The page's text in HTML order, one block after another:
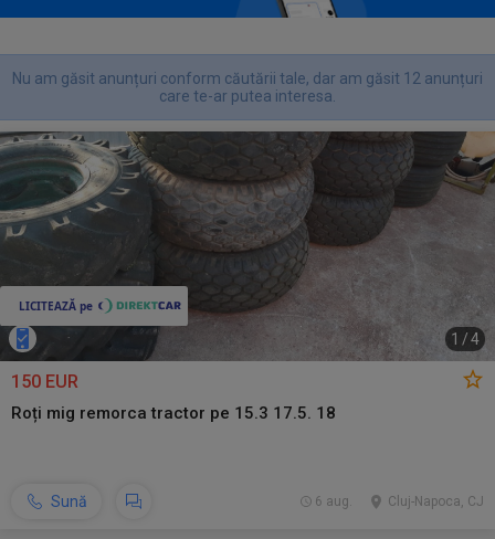
Nu am găsit anunțuri conform căutării tale, dar am găsit 12 anunțuri
care te-ar putea interesa.
1 /4
150 EUR
Roți mig remorca tractor pe 15.3 17.5. 18
Sună Cluj-Napoca, CJ
6 aug.